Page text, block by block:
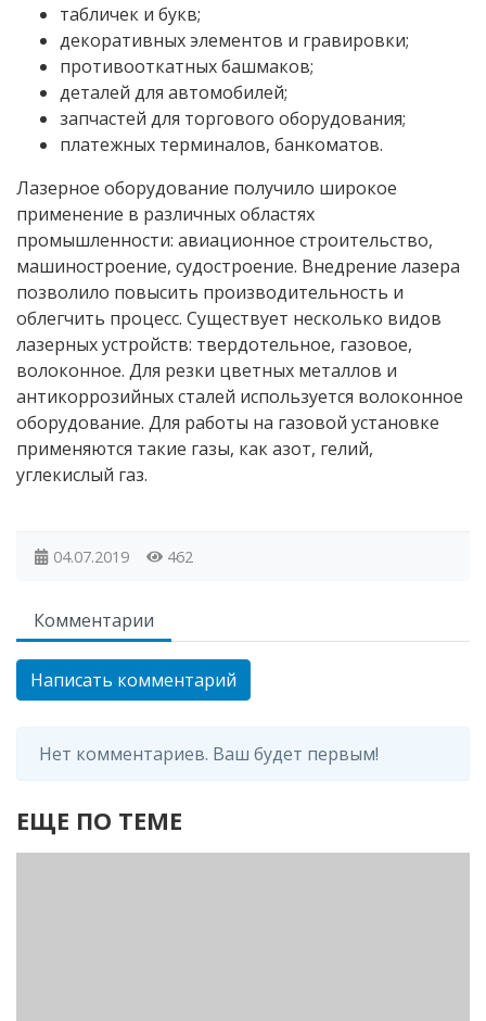
табличек и букв;
декоративных элементов и гравировки;
противооткатных башмаков;
деталей для автомобилей;
запчастей для торгового оборудования;
платежных терминалов, банкоматов.
Лазерное оборудование получило широкое
применение в различных областях
промышленности: авиационное строительство,
машиностроение, судостроение. Внедрение лазера
позволило повысить производительность и
облегчить процесс. Существует несколько видов
лазерных устройств: твердотельное, газовое,
волоконное. Для резки цветных металлов и
антикоррозийных сталей используется волоконное
оборудование. Для работы на газовой установке
применяются такие газы, как азот, гелий,
углекислый газ.
04.07.2019 462
Комментарии
Написать комментарий
Нет комментариев. Ваш будет первым!
ЕЩЕ ПО ТЕМЕ